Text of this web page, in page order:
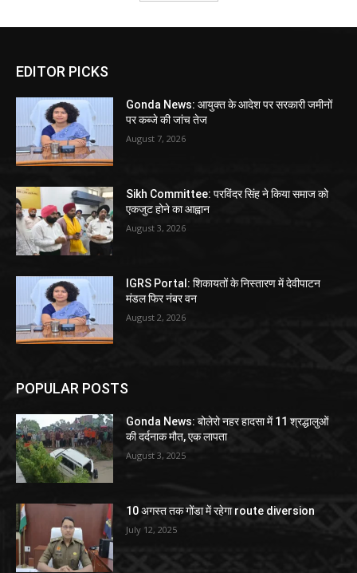
EDITOR PICKS
Gonda News: आयुक्त के आदेश पर सरकारी जमीनों
पर कब्जे की जांच तेज
August 7, 2026
Sikh Committee: परविंदर सिंह ने किया समाज को
एकजुट होने का आह्वान
August 3, 2026
IGRS Portal: शिकायतों के निस्तारण में देवीपाटन
मंडल फिर नंबर वन
August 2, 2026
POPULAR POSTS
Gonda News: बोलेरो नहर हादसा में 11 श्रद्धालुओं
की दर्दनाक मौत, एक लापता
August 3, 2025
10 अगस्त तक गोंडा में रहेगा route diversion
July 12, 2025